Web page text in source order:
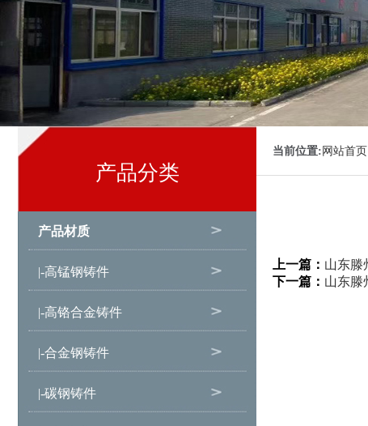
产品分类
产品材质
|-高锰钢铸件
|-高铬合金铸件
|-合金钢铸件
|-碳钢铸件
当前位置: 网站首页
上一篇： 山东滕
下一篇： 山东滕